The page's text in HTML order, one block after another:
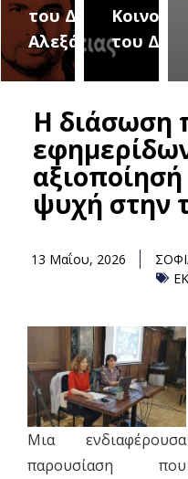
του Δήμου
Αλεξάνδρειας
του
Η διάσωση
ψυχή στην
13 Μαΐου, 2026
Μια ενδιαφέρουσα
παρουσίαση που